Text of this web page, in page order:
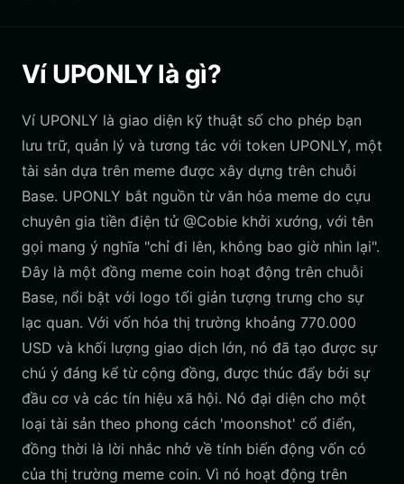
Ví UPONLY là gì?
Ví UPONLY là giao diện kỹ thuật số cho phép bạn
lưu trữ, quản lý và tương tác với token UPONLY, một
tài sản dựa trên meme được xây dựng trên chuỗi
Base. UPONLY bắt nguồn từ văn hóa meme do cựu
chuyên gia tiền điện tử @Cobie khởi xướng, với tên
gọi mang ý nghĩa "chỉ đi lên, không bao giờ nhìn lại".
Đây là một đồng meme coin hoạt động trên chuỗi
Base, nổi bật với logo tối giản tượng trưng cho sự
lạc quan. Với vốn hóa thị trường khoảng 770.000
USD và khối lượng giao dịch lớn, nó đã tạo được sự
chú ý đáng kể từ cộng đồng, được thúc đẩy bởi sự
đầu cơ và các tín hiệu xã hội. Nó đại diện cho một
loại tài sản theo phong cách 'moonshot' cổ điển,
đồng thời là lời nhắc nhở về tính biến động vốn có
của thị trường meme coin. Vì nó hoạt động trên